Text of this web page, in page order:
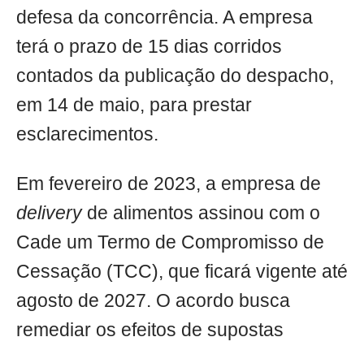
defesa da concorrência. A empresa
terá o prazo de 15 dias corridos
contados da publicação do despacho,
em 14 de maio, para prestar
esclarecimentos.
Em fevereiro de 2023, a empresa de
delivery de alimentos assinou com o
Cade um Termo de Compromisso de
Cessação (TCC), que ficará vigente até
agosto de 2027. O acordo busca
remediar os efeitos de supostas